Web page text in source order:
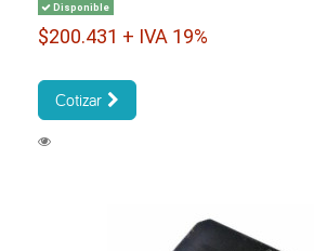
Disponible
$200.431 + IVA 19%
Cotizar